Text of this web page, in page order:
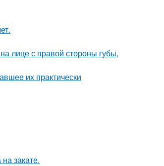
лице с правой стороны губы,
их практически
закате.